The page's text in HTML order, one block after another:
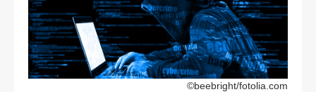
©beebright/fotolia.com